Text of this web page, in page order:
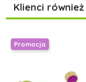
Klienci
Promocja